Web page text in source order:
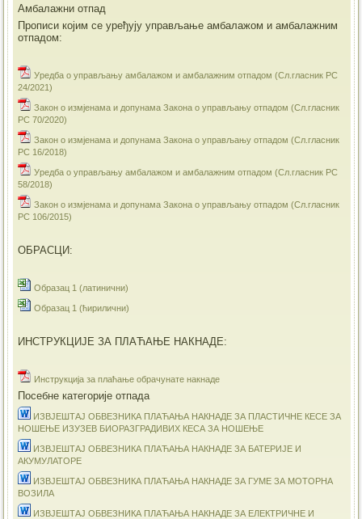
Амбалажни отпад
Прописи којим се уређују управљање амбалажом и амбалажним
отпадом:
Уредба о управљању амбалажом и амбалажним отпадом (Сл.гласник РС
24/2021)
Закон о измјенама и допунама Закона о управљању отпадом (Сл.гласник
РС 70/2020)
Закон о измјенама и допунама Закона о управљању отпадом (Сл.гласник
РС 16/2018)
Уредба о управљању амбалажом и амбалажним отпадом (Сл.гласник РС
58/2018)
Закон о измјенама и допунама Закона о управљању отпадом (Сл.гласник
РС 106/2015)
ОБРАСЦИ:
Образац 1 (латинични)
Образац 1 (ћирилични)
ИНСТРУКЦИЈЕ ЗА ПЛАЋАЊЕ НАКНАДЕ:
Инструкција за плаћање обрачунате накнаде
Посебне категорије отпада
ИЗВЈЕШТАЈ ОБВЕЗНИКА ПЛАЋАЊА НАКНАДЕ ЗА ПЛАСТИЧНЕ КЕСЕ ЗА
НОШЕЊЕ ИЗУЗЕВ БИОРАЗГРАДИВИХ КЕСА ЗА НОШЕЊЕ
ИЗВЈЕШТАЈ ОБВЕЗНИКА ПЛАЋАЊА НАКНАДЕ ЗА БАТЕРИЈЕ И
АКУМУЛАТОРЕ
ИЗВЈЕШТАЈ ОБВЕЗНИКА ПЛАЋАЊА НАКНАДЕ ЗА ГУМЕ ЗА МОТОРНА
ВОЗИЛА
ИЗВЈЕШТАЈ ОБВЕЗНИКА ПЛАЋАЊА НАКНАДЕ ЗА ЕЛЕКТРИЧНЕ И